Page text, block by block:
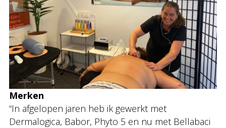
Merken
“In afgelopen jaren heb ik gewerkt met
Dermalogica, Babor, Phyto 5 en nu met Bellabaci